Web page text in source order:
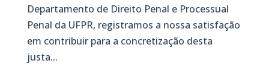
Departamento de Direito Penal e Processual
Penal da UFPR, registramos a nossa satisfação
em contribuir para a concretização desta
justa...